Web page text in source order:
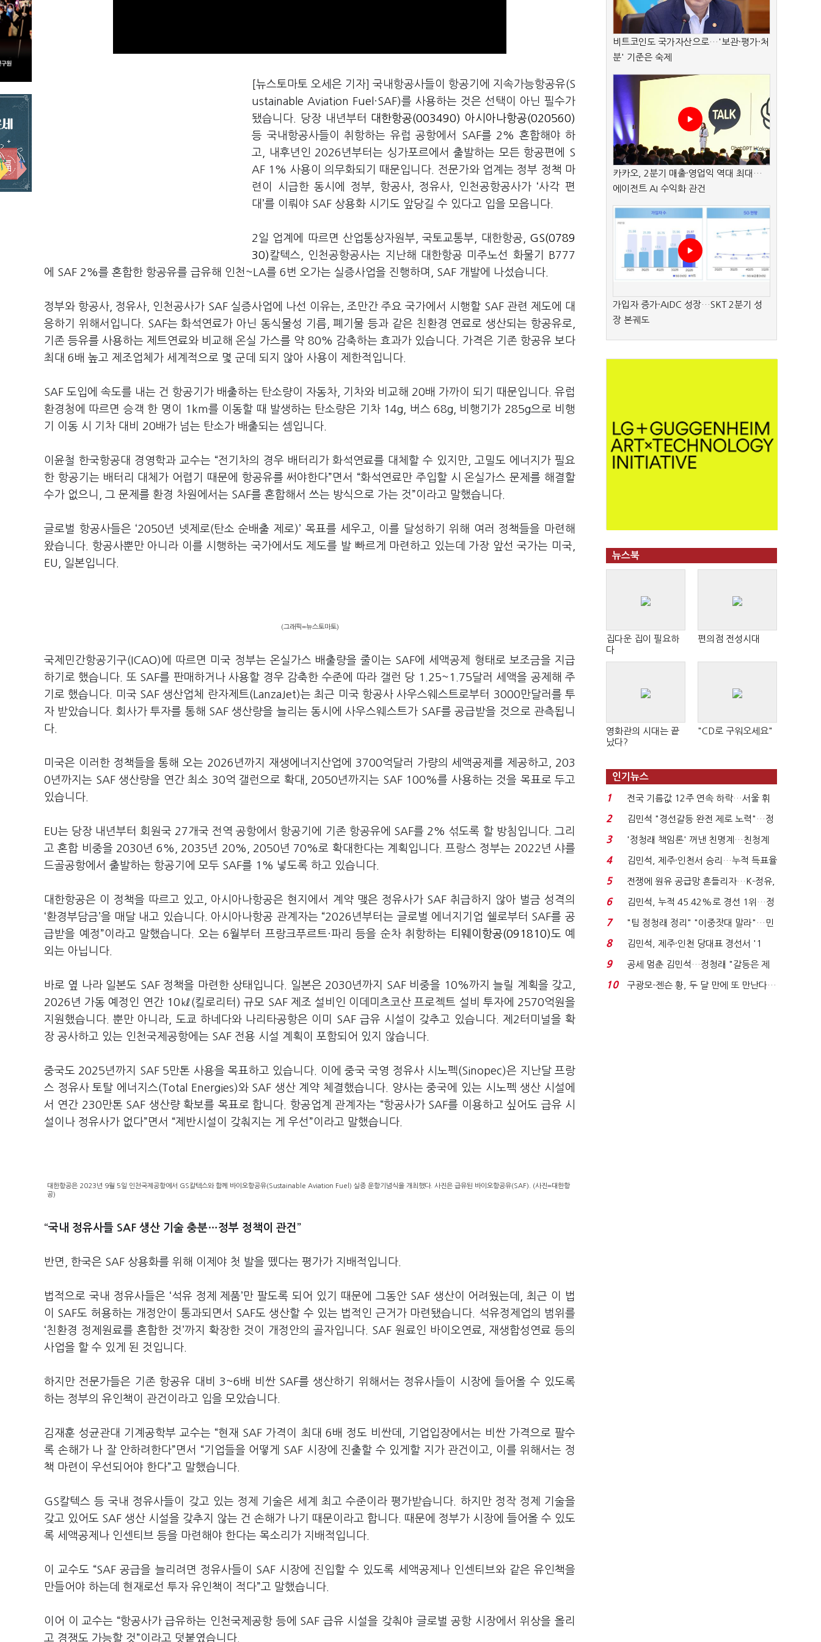
[뉴스토마토 오세은 기자] 국내항공사들이 항공기에 지속가능항공유(S
ustainable Aviation Fuel·SAF)를 사용하는 것은 선택이 아닌 필수가
됐습니다. 당장 내년부터 대한항공(003490) 아시아나항공(020560)
등 국내항공사들이 취항하는 유럽 공항에서 SAF를 2% 혼합해야 하
고, 내후년인 2026년부터는 싱가포르에서 출발하는 모든 항공편에 S
AF 1% 사용이 의무화되기 때문입니다. 전문가와 업계는 정부 정책 마
련이 시급한 동시에 정부, 항공사, 정유사, 인천공항공사가 ‘사각 편
대’를 이뤄야 SAF 상용화 시기도 앞당길 수 있다고 입을 모읍니다.
2일 업계에 따르면 산업통상자원부, 국토교통부, 대한항공, GS(0789
30)칼텍스, 인천공항공사는 지난해 대한항공 미주노선 화물기 B777
에 SAF 2%를 혼합한 항공유를 급유해 인천~LA를 6번 오가는 실증사업을 진행하며, SAF 개발에 나섰습니다.
정부와 항공사, 정유사, 인천공사가 SAF 실증사업에 나선 이유는, 조만간 주요 국가에서 시행할 SAF 관련 제도에 대
응하기 위해서입니다. SAF는 화석연료가 아닌 동식물성 기름, 폐기물 등과 같은 친환경 연료로 생산되는 항공유로,
기존 등유를 사용하는 제트연료와 비교해 온실 가스를 약 80% 감축하는 효과가 있습니다. 가격은 기존 항공유 보다
최대 6배 높고 제조업체가 세계적으로 몇 군데 되지 않아 사용이 제한적입니다.
SAF 도입에 속도를 내는 건 항공기가 배출하는 탄소량이 자동차, 기차와 비교해 20배 가까이 되기 때문입니다. 유럽
환경청에 따르면 승객 한 명이 1km를 이동할 때 발생하는 탄소량은 기차 14g, 버스 68g, 비행기가 285g으로 비행
기 이동 시 기차 대비 20배가 넘는 탄소가 배출되는 셈입니다.
이윤철 한국항공대 경영학과 교수는 “전기차의 경우 배터리가 화석연료를 대체할 수 있지만, 고밀도 에너지가 필요
한 항공기는 배터리 대체가 어렵기 때문에 항공유를 써야한다”면서 “화석연료만 주입할 시 온실가스 문제를 해결할
수가 없으니, 그 문제를 환경 차원에서는 SAF를 혼합해서 쓰는 방식으로 가는 것”이라고 말했습니다.
글로벌 항공사들은 ‘2050년 넷제로(탄소 순배출 제로)’ 목표를 세우고, 이를 달성하기 위해 여러 정책들을 마련해
왔습니다. 항공사뿐만 아니라 이를 시행하는 국가에서도 제도를 발 빠르게 마련하고 있는데 가장 앞선 국가는 미국,
EU, 일본입니다.
(그래픽=뉴스토마토)
국제민간항공기구(ICAO)에 따르면 미국 정부는 온실가스 배출량을 줄이는 SAF에 세액공제 형태로 보조금을 지급
하기로 했습니다. 또 SAF를 판매하거나 사용할 경우 감축한 수준에 따라 갤런 당 1.25~1.75달러 세액을 공제해 주
기로 했습니다. 미국 SAF 생산업체 란자제트(LanzaJet)는 최근 미국 항공사 사우스웨스트로부터 3000만달러를 투
자 받았습니다. 회사가 투자를 통해 SAF 생산량을 늘리는 동시에 사우스웨스트가 SAF를 공급받을 것으로 관측됩니
다.
미국은 이러한 정책들을 통해 오는 2026년까지 재생에너지산업에 3700억달러 가량의 세액공제를 제공하고, 203
0년까지는 SAF 생산량을 연간 최소 30억 갤런으로 확대, 2050년까지는 SAF 100%를 사용하는 것을 목표로 두고
있습니다.
EU는 당장 내년부터 회원국 27개국 전역 공항에서 항공기에 기존 항공유에 SAF를 2% 섞도록 할 방침입니다. 그리
고 혼합 비중을 2030년 6%, 2035년 20%, 2050년 70%로 확대한다는 계획입니다. 프랑스 정부는 2022년 샤를
드골공항에서 출발하는 항공기에 모두 SAF를 1% 넣도록 하고 있습니다.
대한항공은 이 정책을 따르고 있고, 아시아나항공은 현지에서 계약 맺은 정유사가 SAF 취급하지 않아 벌금 성격의
‘환경부담금’을 매달 내고 있습니다. 아시아나항공 관계자는 “2026년부터는 글로벌 에너지기업 쉘로부터 SAF를 공
급받을 예정”이라고 말했습니다. 오는 6월부터 프랑크푸르트·파리 등을 순차 취항하는 티웨이항공(091810)도 예
외는 아닙니다.
바로 옆 나라 일본도 SAF 정책을 마련한 상태입니다. 일본은 2030년까지 SAF 비중을 10%까지 늘릴 계획을 갖고,
2026년 가동 예정인 연간 10㎘(킬로리터) 규모 SAF 제조 설비인 이데미츠코산 프로젝트 설비 투자에 2570억원을
지원했습니다. 뿐만 아니라, 도쿄 하네다와 나리타공항은 이미 SAF 급유 시설이 갖추고 있습니다. 제2터미널을 확
장 공사하고 있는 인천국제공항에는 SAF 전용 시설 계획이 포함되어 있지 않습니다.
중국도 2025년까지 SAF 5만톤 사용을 목표하고 있습니다. 이에 중국 국영 정유사 시노펙(Sinopec)은 지난달 프랑
스 정유사 토탈 에너지스(Total Energies)와 SAF 생산 계약 체결했습니다. 양사는 중국에 있는 시노펙 생산 시설에
서 연간 230만톤 SAF 생산량 확보를 목표로 합니다. 항공업계 관계자는 “항공사가 SAF를 이용하고 싶어도 급유 시
설이나 정유사가 없다”면서 “제반시설이 갖춰지는 게 우선”이라고 말했습니다.
대한항공은 2023년 9월 5일 인천국제공항에서 GS칼텍스와 함께 바이오항공유(Sustainable Aviation Fuel) 실증 운항기념식을 개최했다. 사진은 급유된 바이오항공유(SAF). (사진=대한항
공)
“국내 정유사들 SAF 생산 기술 충분…정부 정책이 관건”
반면, 한국은 SAF 상용화를 위해 이제야 첫 발을 뗐다는 평가가 지배적입니다.
법적으로 국내 정유사들은 ‘석유 정제 제품’만 팔도록 되어 있기 때문에 그동안 SAF 생산이 어려웠는데, 최근 이 법
이 SAF도 허용하는 개정안이 통과되면서 SAF도 생산할 수 있는 법적인 근거가 마련됐습니다. 석유정제업의 범위를
‘친환경 정제원료를 혼합한 것’까지 확장한 것이 개정안의 골자입니다. SAF 원료인 바이오연료, 재생합성연료 등의
사업을 할 수 있게 된 것입니다.
하지만 전문가들은 기존 항공유 대비 3~6배 비싼 SAF를 생산하기 위해서는 정유사들이 시장에 들어올 수 있도록
하는 정부의 유인책이 관건이라고 입을 모았습니다.
김재훈 성균관대 기계공학부 교수는 “현재 SAF 가격이 최대 6배 정도 비싼데, 기업입장에서는 비싼 가격으로 팔수
록 손해가 나 잘 안하려한다”면서 “기업들을 어떻게 SAF 시장에 진출할 수 있게할 지가 관건이고, 이를 위해서는 정
책 마련이 우선되어야 한다”고 말했습니다.
GS칼텍스 등 국내 정유사들이 갖고 있는 정제 기술은 세계 최고 수준이라 평가받습니다. 하지만 정작 정제 기술을
갖고 있어도 SAF 생산 시설을 갖추지 않는 건 손해가 나기 때문이라고 합니다. 때문에 정부가 시장에 들어올 수 있도
록 세액공제나 인센티브 등을 마련해야 한다는 목소리가 지배적입니다.
이 교수도 “SAF 공급을 늘리려면 정유사들이 SAF 시장에 진입할 수 있도록 세액공제나 인센티브와 같은 유인책을
만들어야 하는데 현재로선 투자 유인책이 적다”고 말했습니다.
이어 이 교수는 “항공사가 급유하는 인천국제공항 등에 SAF 급유 시설을 갖춰야 글로벌 공항 시장에서 위상을 올리
고 경쟁도 가능할 것”이라고 덧붙였습니다.
비트코인도 국가자산으로…'보관·평가·처
분' 기준은 숙제
카카오, 2분기 매출·영업익 역대 최대…
에이전트 AI 수익화 관건
가입자 증가·AIDC 성장…SKT 2분기 성
장 본궤도
뉴스북
집다운 집이 필요하
다
편의점 전성시대
영화관의 시대는 끝
났다?
"CD로 구워오세요"
인기뉴스
1
전국 기름값 12주 연속 하락…서울 휘
발윳값 1909원...
2
김민석 "경선갈등 완전 제로 노력"…정
청래 "반명 공세 사...
3
'정청래 책임론' 꺼낸 친명계…친청계
는 추가투표 때리기...
4
김민석, 제주·인천서 승리…누적 득표율
'1위 탈환'(종합)...
5
전쟁에 원유 공급망 흔들리자…K-정유,
에너지안보 핵심...
6
김민석, 누적 45.42%로 경선 1위…정
청래와 격차 0.86%p(...
7
"팀 정청래 정리" "이중잣대 말라"…민
주 최고위원 계파 다...
8
김민석, 제주·인천 당대표 경선서 '1
위'(1보)...
9
공세 멈춘 김민석…정청래 "갈등은 제
가 수습"
10
구광모-젠슨 황, 두 달 만에 또 만난다…